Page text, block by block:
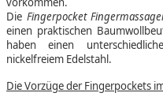
Die Fingerpocket
einen praktischen
haben einen
nickelfreiem Edelstahl.
Die Vorzüge der Fingerpockets